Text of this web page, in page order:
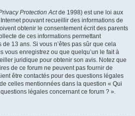
Protection Actde 1998) est une loi aux
pouvant recueillir des informations de
obtenir le consentement écrit des parents
de ces informations permettant
13 ans. Si vous n’êtes pas sûr que cela
vous enregistrez ou que quelqu’un le fait à
juridique pour obtenir son avis. Notez que
de ce forum ne peuvent pas fournir de
être contactés pour des questions légales
celles mentionnées dans la question « Qui
légales concernant ce forum ? ».